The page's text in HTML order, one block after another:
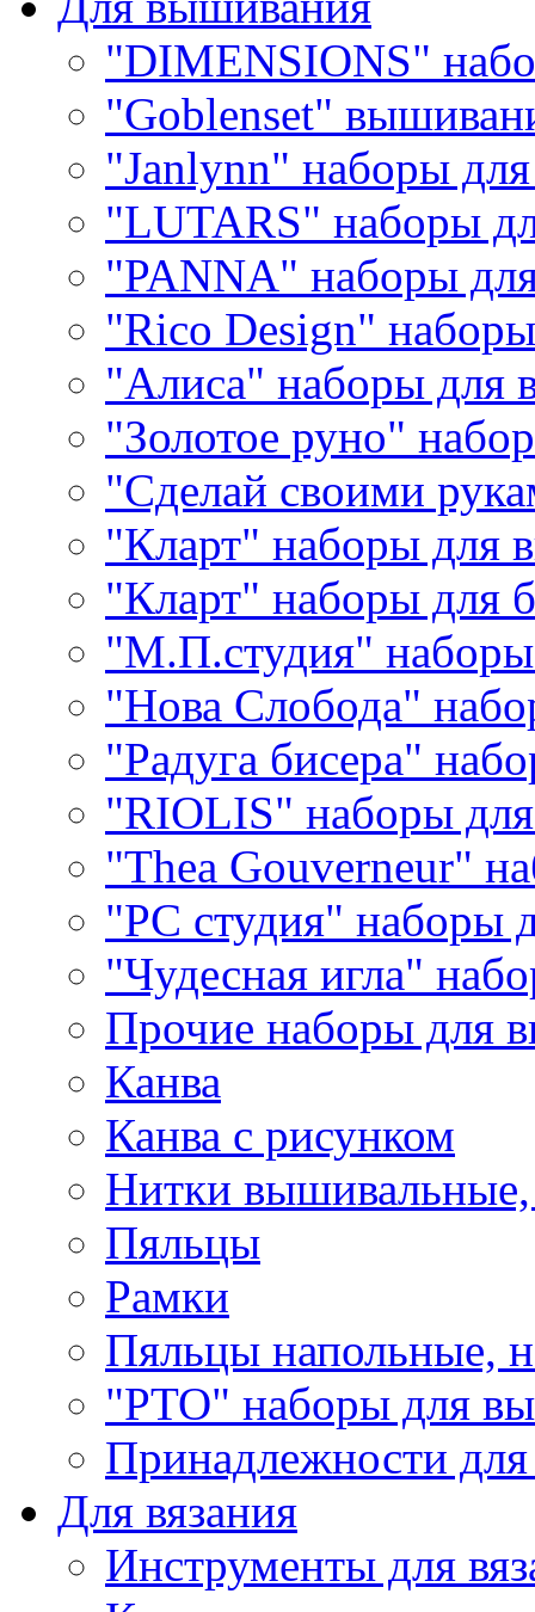
"DIMENSIONS"
"Goblenset"
"Janlynn" наборы
"LUTARS" наборы
"PANNA" наборы
"Rico Design"
"Алиса" наборы для
"Золотое руно"
"Сделай своими
"Кларт" наборы для
"Кларт" наборы для
"М.П.студия"
"Нова Слобода"
"Радуга бисера"
"RIOLIS" наборы
"Thea Gouverneur"
"РС студия" наборы
"Чудесная игла"
Прочие наборы для
Канва
Канва с рисунком
Нитки
Пяльцы
Рамки
Пяльцы напольные,
"РТО" наборы для
Принадлежности
Для вязания
Инструменты для